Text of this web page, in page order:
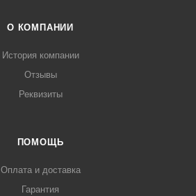
О КОМПАНИИ
История компании
Отзывы
Реквизиты
ПОМОЩЬ
Оплата и доставка
Гарантия